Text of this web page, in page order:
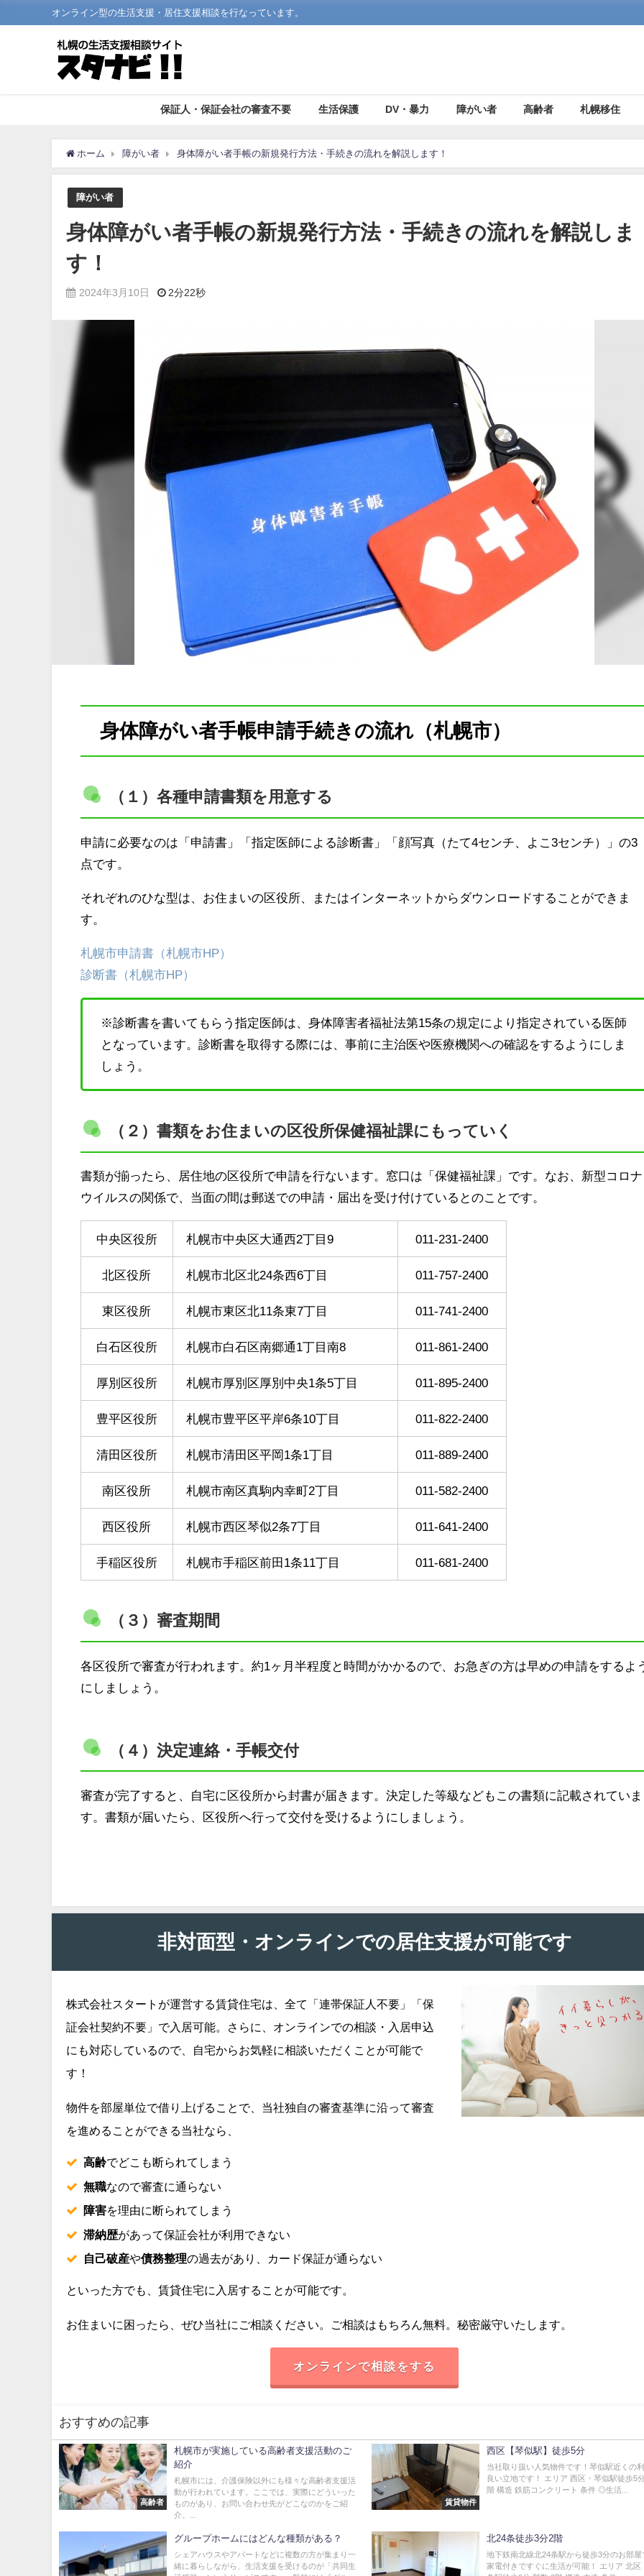
オンライン型の生活支援・居住支援相談を行なっています。
保証人・保証会社の審査不要 生活保護 DV・暴力 障がい者 高齢者 札幌移住
ホーム 障がい者 身体障がい者手帳の新規発行方法・手続きの流れを解説します！
障がい者
身体障がい者手帳の新規発行方法・手続きの流れを解説しま
す！
2024年3月10日 2分22秒
身体障がい者手帳申請手続きの流れ（札幌市）
（１）各種申請書類を用意する
申請に必要なのは「申請書」「指定医師による診断書」「顔写真（たて4センチ、よこ3センチ）」の3
点です。
それぞれのひな型は、お住まいの区役所、またはインターネットからダウンロードすることができま
す。
札幌市申請書（札幌市HP）
診断書（札幌市HP）
※診断書を書いてもらう指定医師は、身体障害者福祉法第15条の規定により指定されている医師
となっています。診断書を取得する際には、事前に主治医や医療機関への確認をするようにしま
しょう。
（２）書類をお住まいの区役所保健福祉課にもっていく
書類が揃ったら、居住地の区役所で申請を行ないます。窓口は「保健福祉課」です。なお、新型コロナ
ウイルスの関係で、当面の間は郵送での申請・届出を受け付けているとのことです。
中央区役所 札幌市中央区大通西2丁目9 011-231-2400
北区役所 札幌市北区北24条西6丁目 011-757-2400
東区役所 札幌市東区北11条東7丁目 011-741-2400
白石区役所 札幌市白石区南郷通1丁目南8 011-861-2400
厚別区役所 札幌市厚別区厚別中央1条5丁目 011-895-2400
豊平区役所 札幌市豊平区平岸6条10丁目 011-822-2400
清田区役所 札幌市清田区平岡1条1丁目 011-889-2400
南区役所 札幌市南区真駒内幸町2丁目 011-582-2400
西区役所 札幌市西区琴似2条7丁目 011-641-2400
手稲区役所 札幌市手稲区前田1条11丁目 011-681-2400
（３）審査期間
各区役所で審査が行われます。約1ヶ月半程度と時間がかかるので、お急ぎの方は早めの申請をするよ
にしましょう。
（４）決定連絡・手帳交付
審査が完了すると、自宅に区役所から封書が届きます。決定した等級などもこの書類に記載されていま
す。書類が届いたら、区役所へ行って交付を受けるようにしましょう。
非対面型・オンラインでの居住支援が可能です
株式会社スタートが運営する賃貸住宅は、全て「連帯保証人不要」「保
証会社契約不要」で入居可能。さらに、オンラインでの相談・入居申込
にも対応しているので、自宅からお気軽に相談いただくことが可能で
す！
物件を部屋単位で借り上げることで、当社独自の審査基準に沿って審査
を進めることができる当社なら、
高齢でどこも断られてしまう
無職なので審査に通らない
障害を理由に断られてしまう
滞納歴があって保証会社が利用できない
自己破産や債務整理の過去があり、カード保証が通らない
といった方でも、賃貸住宅に入居することが可能です。
お住まいに困ったら、ぜひ当社にご相談ください。ご相談はもちろん無料。秘密厳守いたします。
オンラインで相談をする
おすすめの記事
高齢者
札幌市が実施している高齢者支援活動のご
紹介
札幌市には、介護保険以外にも様々な高齢者支援活
動が行われています。ここでは、実際にどういった
ものがあり、お問い合わせ先がどこなのかをご紹
介。...
賃貸物件
西区【琴似駅】徒歩5分
当社取り扱い人気物件です！琴似駅近くの
良い立地です！ エリア 西区・琴似駅徒歩5
階 構造 鉄筋コンクリート 条件 ◎生活...
グループホームにはどんな種類がある？
シェアハウスやアパートなどに複数の方が集まり一
緒に暮らしながら、生活支援を受けるのが「共同生
北24条徒歩3分2階
地下鉄南北線北24条駅から徒歩3分のお部屋
家電付きですぐに生活が可能！ エリア 北区